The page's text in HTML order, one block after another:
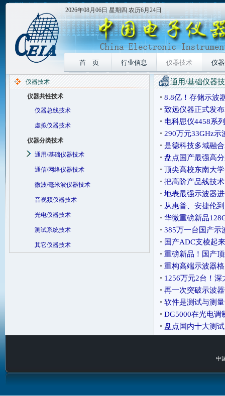
2026年08月06日 星期四 农历6月24日
首 页 行业信息 仪器技术 仪
仪器技术
仪器共性技术
仪器总线技术
虚拟仪器技术
仪器分类技术
通用/基础仪器技术
通信/网络仪器技术
微波/毫米波仪器技术
音视频仪器技术
光电仪器技术
测试系统技术
其它仪器技术
通用/基础仪器
8.8亿！存储示波
致远仪器正式发
5GSas采
电科思仪4458系
50GSas
290万元33GHz
是德科技多域融
盘点国产最强高
顶尖高校东南大
把高阶产品线技
地表最强示波器
从惠普、安捷伦
华微重磅新品
385万一台国产示
国产ADC支棱起
重磅新品！国产
带信号产生的 “芯
重构高端示波器
速示波器方案
1256万元2台！
再一次突破示波
软件是测试与测
DG5000在光电调
盘点国内十大测
中